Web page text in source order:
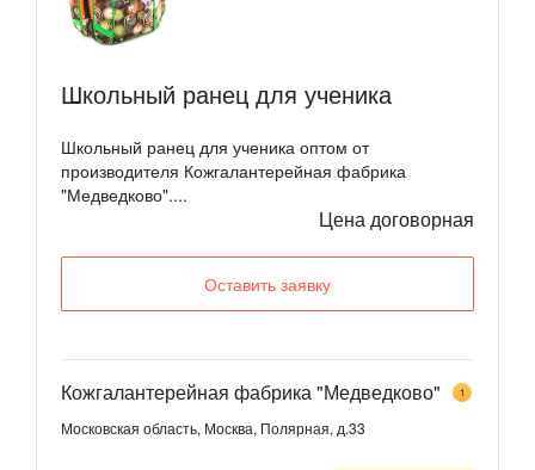
Школьный ранец для ученика
Школьный ранец для ученика оптом от
производителя Кожгалантерейная фабрика
"Медведково"....
Цена договорная
Оставить заявку
Кожгалантерейная фабрика "Медведково" 1
Московская область, Москва, Полярная, д.33